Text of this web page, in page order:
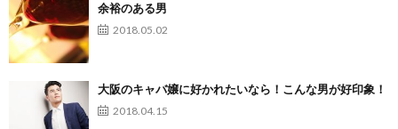
余裕のある男
2018.05.02
大阪のキャバ嬢に好かれたいなら！こんな男が好印象！
2018.04.15